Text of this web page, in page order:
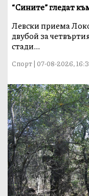
“Сините” гледат
Левски приема
двубой за
стади...
Спорт | 07-08-2026,